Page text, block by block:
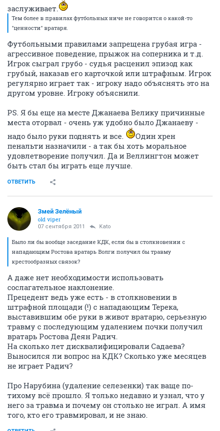
заслуживает.
Тем более в правилах футбольных ниче не говорится о какой-то
"ценности" вратаря.
Футбольными правилами запрещена грубая игра -
агрессивное поведение, прыжок на соперника и т.д.
Игрок сыграл грубо - судья расценил эпизод как
грубый, наказав его карточкой или штрафным. Игрок
регулярно играет так - игроку надо объяснять это на
другом уровне. Игроку объяснили.
PS. Я бы еще на месте Джанаева Велику причинные
места оторвал - очень уж удобно было Джанаеву -
надо было руки поднять и все.
Один хрен
пенальти назначили - а так бы хоть моральное
удовлетворение получил. Да и Веллингтон может
быть стал бы играть еще лучше.
ОТВЕТИТЬ
Змей Зелёный
old viper
07 сентября 2011 Kato
Было ли бы вообще заседание КДК, если бы в столкновении с
нападающим Ростова вратарь Волги получил бы травму
крестообразных связок?
А даже нет необходимости использовать
сослагательное наклонение.
Прецедент ведь уже есть - в столкновении в
штрафной площади (!) с нападающим Терека,
выставившим обе руки в живот вратарю, серьезную
травму с последующим удалением почки получил
вратарь Ростова Деян Радич.
На сколько лет дисквалифицировали Садаева?
Выносился ли вопрос на КДК? Сколько уже месяцев
не играет Радич?
Про Нарубина (удаление селезенки) так ваще по-
тихому всё прошло. Я только недавно и узнал, что у
него за травма и почему он столько не играл. А имя
того, кто его травмировал, и не знаю.